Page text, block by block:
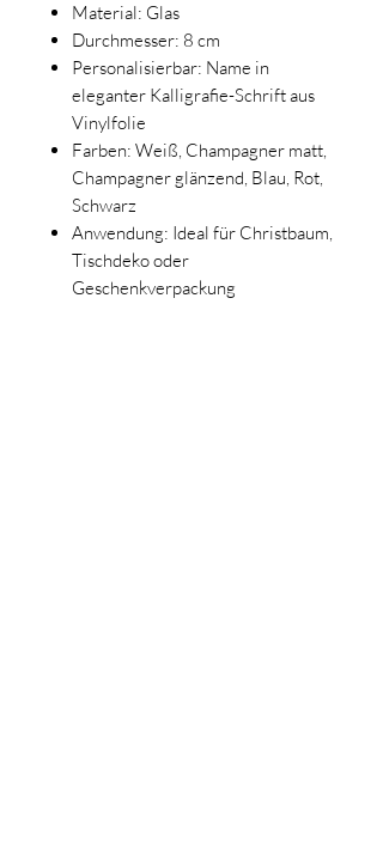
Material: Glas
Durchmesser: 8 cm
Personalisierbar: Name in
eleganter Kalligrafie-Schrift aus
Vinylfolie
Farben: Weiß, Champagner matt,
Champagner glänzend, Blau, Rot,
Schwarz
Anwendung: Ideal für Christbaum,
Tischdeko oder
Geschenkverpackung